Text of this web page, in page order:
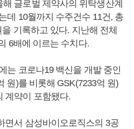
글로벌 제약사의 위탁생산계
데 10월까지 수주건수 11건, 총
기록하고 있다. 지난해 전체
6배에 이르는 수치다.
는 코로나19 백신을 개발 중인
원)를 비롯해 GSK(7233억 원)
계약이 포함됐다.
면서 삼성바이오로직스의 3공